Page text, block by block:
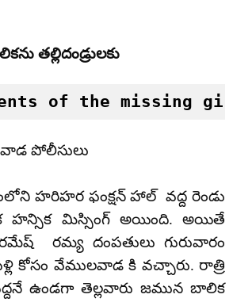
తల్లిదండ్రులకు
of the missing
పోలీసులు
హరిహర ఫంక్షన్ హాల్ వద్ద రెండు
హన్సిక మిస్సింగ్ అయింది. అయితే
రమ్య దంపతులు గురువారం
కోసం వేములవాడ కి వచ్చారు. రాత్రి
ఉండగా తెల్లవారు జమున బాలిక